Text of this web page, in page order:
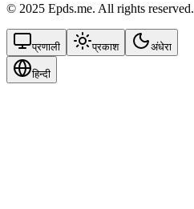
© 2025 Epds.me. All rights reserved.
प्रणाली प्रकाश अंधेरा
हिन्दी